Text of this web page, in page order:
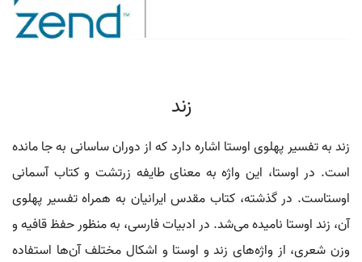
زند
زند به تفسیر پهلوی اوستا اشاره دارد که از دوران ساسانی به جا مانده
است. در اوستا، این واژه به معنای طایفه زرتشت و کتاب آسمانی
اوستاست. در گذشته، کتاب مقدس ایرانیان به همراه تفسیر پهلوی
آن، زند اوستا نامیده می‌شد. در ادبیات فارسی، به منظور حفظ قافیه و
وزن شعری، از واژه‌های زند و اوستا و اشکال مختلف آن‌ها استفاده